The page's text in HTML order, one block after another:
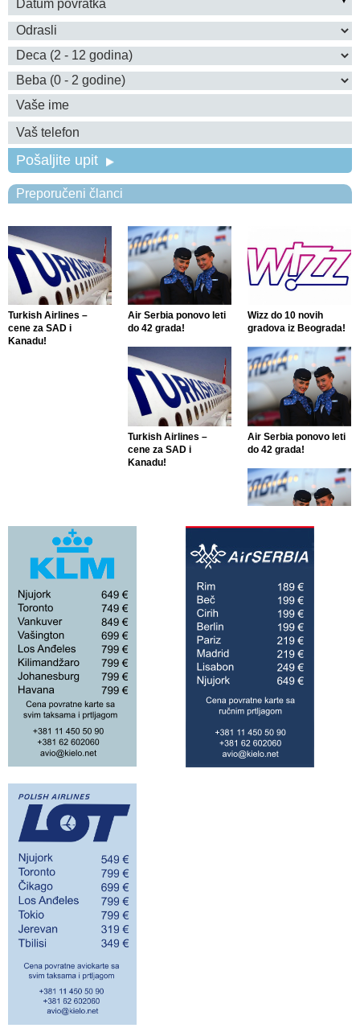
Pošaljite upit
Preporučeni članci
Turkish Airlines –
cene za SAD i
Kanadu!
Air Serbia ponovo leti
do 42 grada!
Wizz do 10 novih
gradova iz Beograda!
Turkish Airlines –
cene za SAD i
Kanadu!
Air Serbia ponovo leti
do 42 grada!
Air Serbia ponovo leti